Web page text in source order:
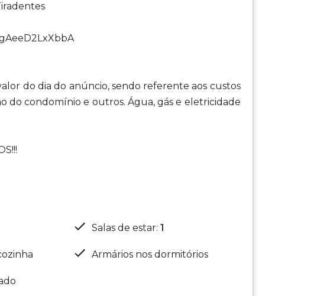
do dia do anúncio, sendo referente aos custos
do condomínio e outros. Água, gás e eletricidade
Salas de estar:1
Armários nos dormitórios